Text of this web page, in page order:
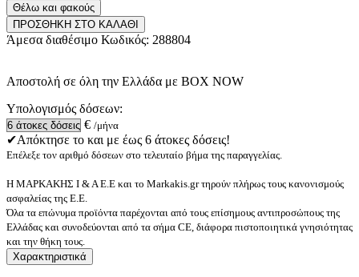
Θέλω και φακούς
ΠΡΟΣΘΗΚΗ ΣΤΟ ΚΑΛΑΘΙ
Άμεσα διαθέσιμο Κωδικός: 288804
Αποστολή σε όλη την Ελλάδα με BOX NOW
Υπολογισμός δόσεων:
€ /μήνα
✔Απόκτησε το και με έως 6 άτοκες δόσεις!
Επέλεξε τον αριθμό δόσεων στο τελευταίο βήμα της παραγγελίας.
Η ΜΑΡΚΑΚΗΣ Ι & Α Ε.Ε και το Markakis.gr τηρούν πλήρως τους κανονισμούς
ασφαλείας της Ε.Ε.
Όλα τα επώνυμα προϊόντα παρέχονται από τους επίσημους αντιπροσώπους της
Ελλάδας και συνοδεύονται από τα σήμα CE, διάφορα πιστοποιητικά γνησιότητας
και την θήκη τους.
Χαρακτηριστικά